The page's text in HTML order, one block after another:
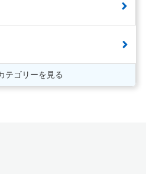
テゴリーを見る